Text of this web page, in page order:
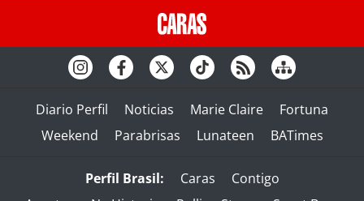
Diario Perfil Noticias Marie Claire
Fortuna
Weekend
Parabrisas Lunateen BATimes
Perfil Brasil: Caras
Contigo